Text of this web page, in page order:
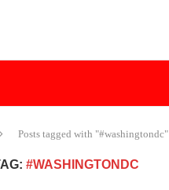
Posts tagged with "#washingtondc"
#WASHINGTONDC